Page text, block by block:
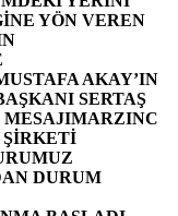
YÖN VEREN
AKAY’IN
SERTAŞ
MARZINC
DURUM